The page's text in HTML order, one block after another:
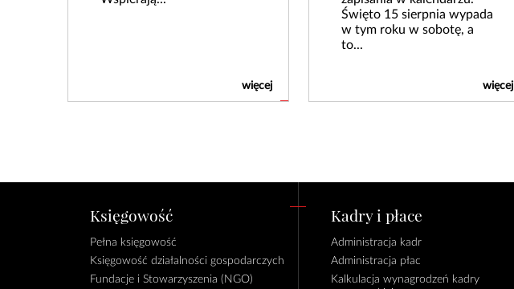
więcej
Święto 15 sierpnia wypada
w tym roku w sobotę, a
to...
więcej
Księgowość
Pełna księgowość
Księgowość działalności gospodarczych
Fundacje i Stowarzyszenia (NGO)
Kadry i płace
Administracja kadr
Administracja płac
Kalkulacja wynagrodzeń kadry